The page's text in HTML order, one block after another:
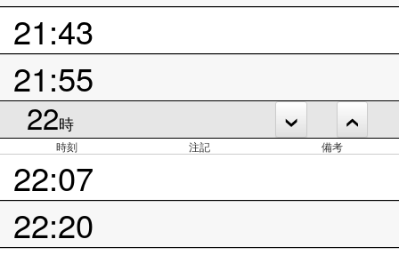
21:43
21:55
22時
時刻 注記 備考
22:07
22:20